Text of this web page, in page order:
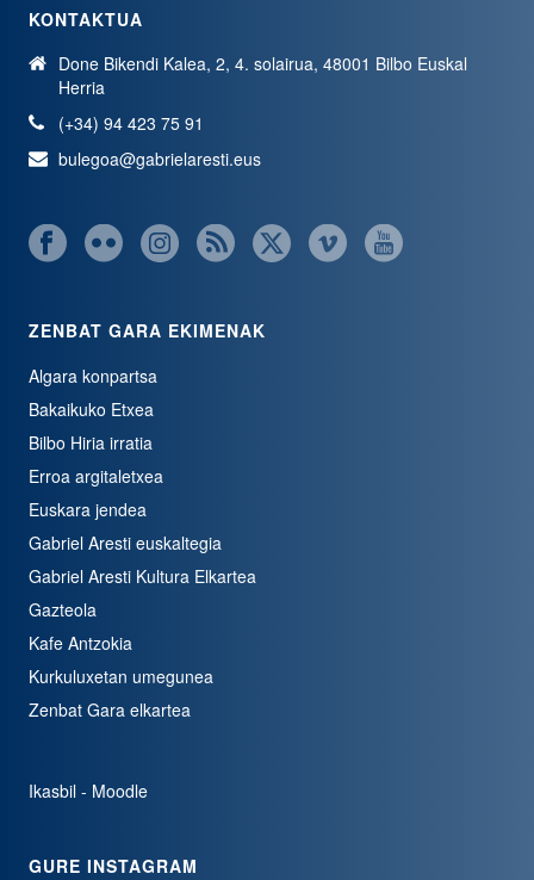
KONTAKTUA
Done Bikendi Kalea, 2, 4. solairua, 48001 Bilbo Euskal
Herria
(+34) 94 423 75 91
bulegoa@gabrielaresti.eus
ZENBAT GARA EKIMENAK
Algara konpartsa
Bakaikuko Etxea
Bilbo Hiria irratia
Erroa argitaletxea
Euskara jendea
Gabriel Aresti euskaltegia
Gabriel Aresti Kultura Elkartea
Gazteola
Kafe Antzokia
Kurkuluxetan umegunea
Zenbat Gara elkartea
Ikasbil - Moodle
GURE INSTAGRAM